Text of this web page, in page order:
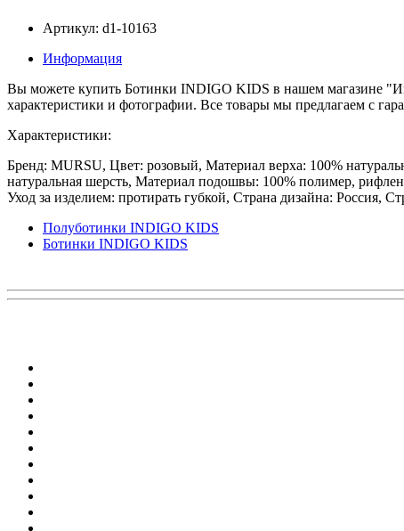
Артикул: d1-10163
Информация
Вы можете купить Ботинки INDIGO KIDS в нашем магазине
характеристики и фотографии. Все товары мы предлагаем с
Характеристики:
Бренд: MURSU, Цвет: розовый, Материал верха: 100%
натуральная шерсть, Материал подошвы: 100% полимер,
Уход за изделием: протирать губкой, Страна дизайна: Россия,
Полуботинки INDIGO KIDS
Ботинки INDIGO KIDS